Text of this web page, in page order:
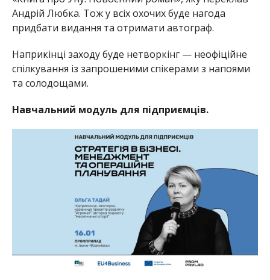
Андрій Любка. Тож у всіх охочих буде нагода
придбати видання та отримати автограф.
Наприкінці заходу буде нетворкінг — неофіційне
спілкування із запрошеними спікерами з напоями
та солодощами.
Навчальний модуль для підприємців.